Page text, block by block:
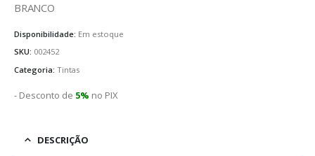
BRANCO
Disponibilidade: Em estoque
SKU: 002452
Categoria: Tintas
- Desconto de 5% no PIX
DESCRIÇÃO